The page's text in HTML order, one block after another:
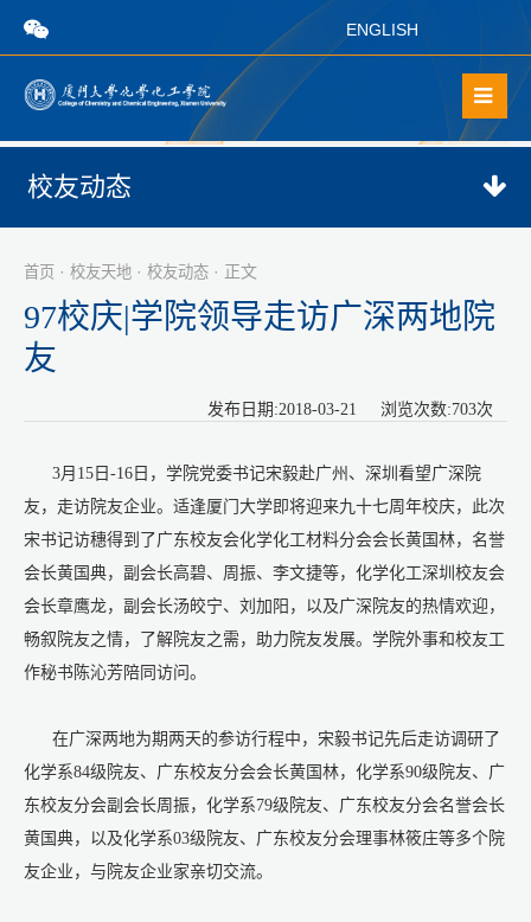
ENGLISH
校友动态
首页 · 校友天地 · 校友动态 · 正文
97校庆|学院领导走访广深两地院
友
发布日期:2018-03-21 浏览次数:703次
3月15日-16日，学院党委书记宋毅赴广州、深圳看望广深院
友，走访院友企业。适逢厦门大学即将迎来九十七周年校庆，此次
宋书记访穗得到了广东校友会化学化工材料分会会长黄国林，名誉
会长黄国典，副会长高碧、周振、李文捷等，化学化工深圳校友会
会长章鹰龙，副会长汤皎宁、刘加阳，以及广深院友的热情欢迎，
畅叙院友之情，了解院友之需，助力院友发展。学院外事和校友工
作秘书陈沁芳陪同访问。
在广深两地为期两天的参访行程中，宋毅书记先后走访调研了
化学系84级院友、广东校友分会会长黄国林，化学系90级院友、广
东校友分会副会长周振，化学系79级院友、广东校友分会名誉会长
黄国典，以及化学系03级院友、广东校友分会理事林筱庄等多个院
友企业，与院友企业家亲切交流。